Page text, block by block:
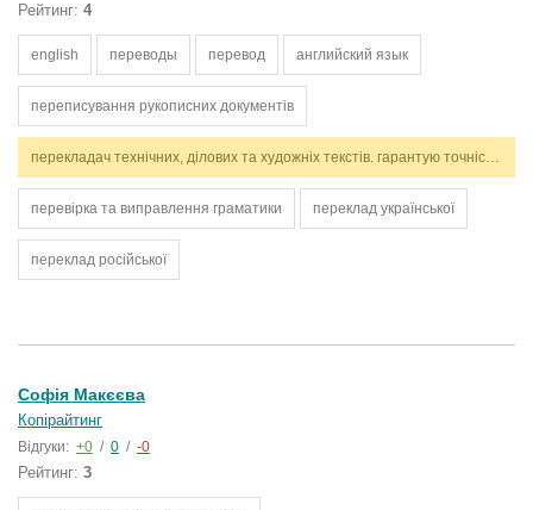
Рейтинг: 4
english переводы перевод английский язык
переписування рукописних документів
перекладач технічних, ділових та художніх текстів. гарантую точність, стилістичну відповідність і дотримання термінів. працюю з англійською та українською мовами.
перевірка та виправлення граматики переклад української
переклад російської
Софія Макєєва
Копірайтинг
Відгуки: +0 / 0 / -0
Рейтинг: 3